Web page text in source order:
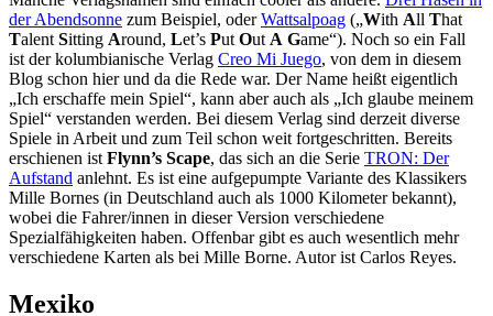
der Abendsonne zum Beispiel, oderWattsalpoag („With All That
Talent Sitting Around, Let’s Put Out A Game“). Noch so ein Fall
ist der kolumbianische Verlag Creo Mi Juego, von dem in diesem
Blog schon hier und da die Rede war. Der Name heißt eigentlich
„Ich erschaffe mein Spiel“, kann aber auch als „Ich glaube meinem
Spiel“ verstanden werden. Bei diesem Verlag sind derzeit diverse
Spiele in Arbeit und zum Teil schon weit fortgeschritten. Bereits
erschienen ist Flynn’s Scape, das sich an die Serie TRON: Der
Aufstand anlehnt. Es ist eine aufgepumpte Variante des Klassikers
Mille Bornes (in Deutschland auch als 1000 Kilometer bekannt),
wobei die Fahrer/innen in dieser Version verschiedene
Spezialfähigkeiten haben. Offenbar gibt es auch wesentlich mehr
verschiedene Karten als bei Mille Borne. Autor ist Carlos Reyes.
Mexiko